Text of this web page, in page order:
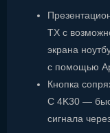
TX с
экрана
с помощью
Кнопка
C 4K30 —
сигнала